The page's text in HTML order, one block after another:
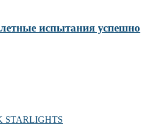
испытания успешно